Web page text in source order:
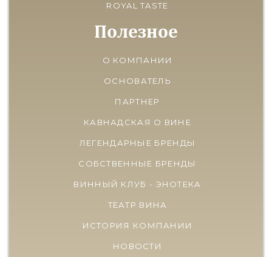
ROYAL TASTE
Полезное
О КОМПАНИИ
ОСНОВАТЕЛЬ
ПАРТНЕР
КАВНАДСКАЯ О ВИНЕ
ЛЕГЕНДАРНЫЕ БРЕНДЫ
СОБСТВЕННЫЕ БРЕНДЫ
ВИННЫЙ КЛУБ - ЭНОТЕКА
ТЕАТР ВИНА
ИСТОРИЯ КОМПАНИИ
НОВОСТИ